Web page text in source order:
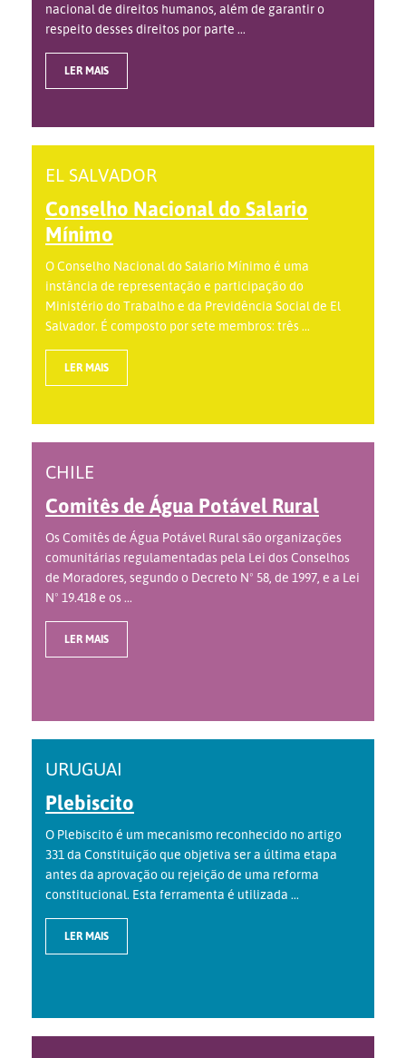
nacional de direitos humanos, além de garantir o
respeito desses direitos por parte ...
LER MAIS
EL SALVADOR
Conselho Nacional do Salario
Mínimo
O Conselho Nacional do Salario Mínimo é uma
instância de representação e participação do
Ministério do Trabalho e da Previdência Social de El
Salvador. É composto por sete membros: três ...
LER MAIS
CHILE
Comitês de Água Potável Rural
Os Comitês de Água Potável Rural são organizações
comunitárias regulamentadas pela Lei dos Conselhos
de Moradores, segundo o Decreto Nº 58, de 1997, e a Lei
Nº 19.418 e os ...
LER MAIS
URUGUAI
Plebiscito
O Plebiscito é um mecanismo reconhecido no artigo
331 da Constituição que objetiva ser a última etapa
antes da aprovação ou rejeição de uma reforma
constitucional. Esta ferramenta é utilizada ...
LER MAIS